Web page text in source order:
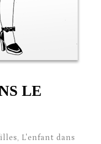
LE
L'enfant dans